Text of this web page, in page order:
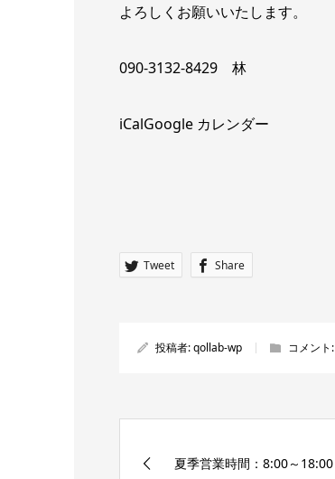
よろしくお願いいたします。
090-3132-8429 林
iCalGoogle カレンダー
Tweet Share
投稿者:qollab-wp コメント:
夏季営業時間：8:00～18:00